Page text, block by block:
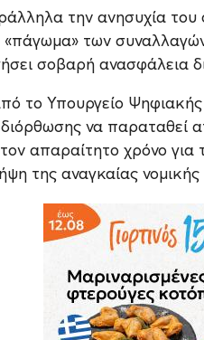
την ανησυχία
«πάγωμα» των
σοβαρή ανασφάλεια
το Υπουργείο
να παραταθεί
απαραίτητο χρόνο
της αναγκαίας